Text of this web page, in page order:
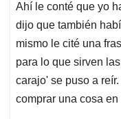
Ahí le conté que yo
dijo que también
mismo le cité una
para lo que sirven
carajo' se puso a
comprar una cosa